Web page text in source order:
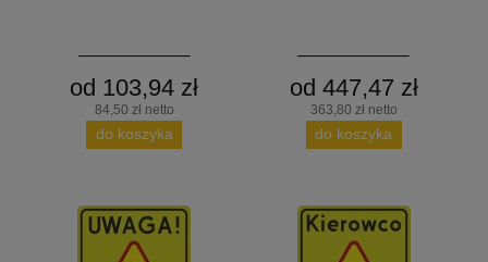
od 103,94 zł
84,50 zł netto
do koszyka
od 447,47 zł
363,80 zł netto
do koszyka